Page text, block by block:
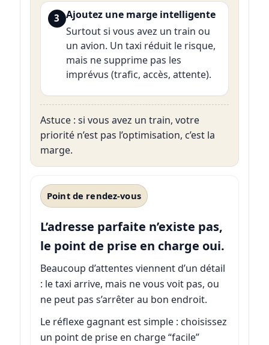
3 Ajoutez une marge intelligente
Surtout si vous avez un train ou
un avion. Un taxi réduit le risque,
mais ne supprime pas les
imprévus (trafic, accès, attente).
Astuce : si vous avez un train, votre
priorité n’est pas l’optimisation, c’est la
marge.
Point de rendez-vous
L’adresse parfaite n’existe pas,
le point de prise en charge oui.
Beaucoup d’attentes viennent d’un détail
: le taxi arrive, mais ne vous voit pas, ou
ne peut pas s’arrêter au bon endroit.
Le réflexe gagnant est simple : choisissez
un point de prise en charge “facile”